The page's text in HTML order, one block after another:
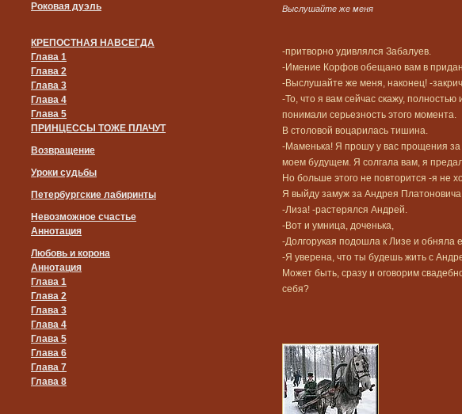
Роковая дуэль
КРЕПОСТНАЯ НАВСЕГДА
Глава 1
Глава 2
Глава 3
Глава 4
Глава 5
ПРИНЦЕССЫ ТОЖЕ ПЛАЧУТ
Возвращение
Уроки судьбы
Петербургские лабиринты
Невозможное счастье
Аннотация
Любовь и корона
Аннотация
Глава 1
Глава 2
Глава 3
Глава 4
Глава 5
Глава 6
Глава 7
Глава 8
Выслушайте же меня
-притворно удивлялся Забалуев.
-Имение Корфов обещано вам в
-Выслушайте же меня, наконец! -
-То, что я вам сейчас скажу,
понимали серьезность этого момента.
В столовой воцарилась тишина.
-Маменька! Я прошу у вас прощения за
моем будущем. Я солгала вам, я
Но больше этого не повторится -я не
Я выйду замуж за Андрея Платоновича
-Лиза! -растерялся Андрей.
-Вот и умница, доченька,
-Долгорукая подошла к Лизе и обняла
-Я уверена, что ты будешь жить с
Может быть, сразу и оговорим
себя?